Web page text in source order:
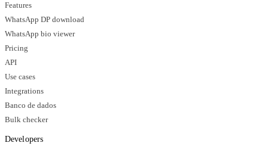
Features
WhatsApp DP download
WhatsApp bio viewer
Pricing
API
Use cases
Integrations
Banco de dados
Bulk checker
Developers